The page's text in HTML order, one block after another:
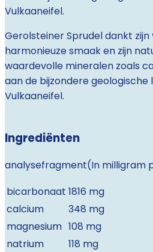
Vulkaaneifel.
Gerolsteiner Sprudel dankt zijn
harmonieuze smaak en zijn
waardevolle mineralen zoals
aan de bijzondere geologische
Vulkaaneifel.
Ingrediënten
analysefragment(In milligram
bicarbonaat 1816 mg
calcium
348 mg
magnesium 108 mg
natrium
118 mg